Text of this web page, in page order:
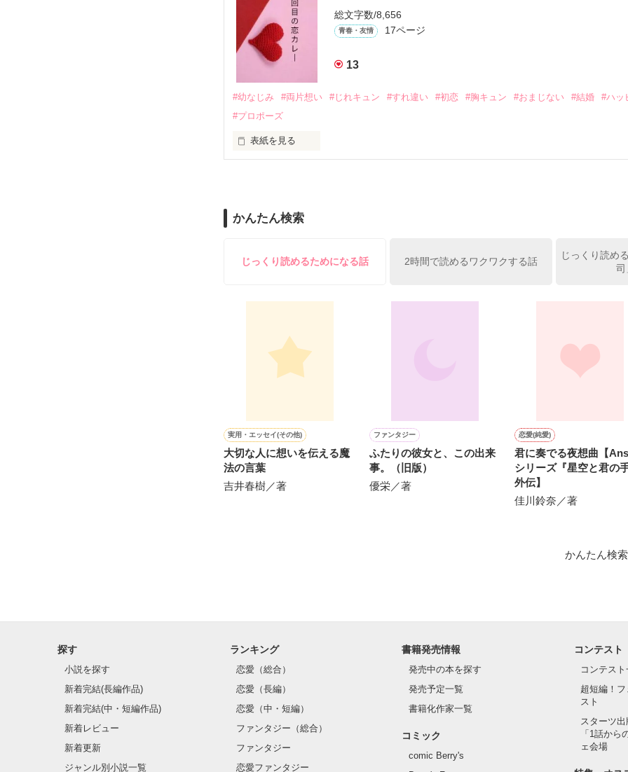
｢なんであんたが生きてんのよ｣
『生きていてくれてありがとう』
｢あんたなんか産まなきゃ良かった｣
｢あんたさえ居なければ·····｣
その女の子に感情を教える極道達との物語。
でもみんなが教えてくれた。
『"愛してるよ"』
感動のラスト──
※こちらの作品は、以前出していたしたものの長編バージョンになります。
総文字数/8,656
青春・友情 17ページ
13
#幼なじみ #両片想い #じれキュン #すれ違い #初恋 #胸キュン #おまじない #結婚
#ハッ
#プロポーズ
表紙を見る
『うん。恋カレーを100回たべたら、好きな人が自分のこと好きになっちゃうんだって』
かんたん検索
じっくり読めるためになる話 2時間で読めるワクワクする話
じっくり読め
司
実用・エッセイ(その他)
大切な人に想いを伝える魔
法の言葉
吉井春樹／著
ファンタジー
ふたりの彼女と、この出来
事。（旧版）
優栄／著
恋愛(純愛)
君に奏でる夜想曲【
シリーズ『星空と君の手
外伝】
佳川鈴奈／著
かんたん検
探す
小説を探す
新着完結(長編作品)
新着完結(中・短編作品)
新着レビュー
新着更新
ジャンル別小説一覧
ランキング
恋愛（総合）
恋愛（長編）
恋愛（中・短編）
ファンタジー（総合）
ファンタジー
恋愛ファンタジー
書籍発売情報
発売中の本を探す
発売予定一覧
書籍化作家一覧
コミック
comic Berry's
コンテスト
コンテスト
超短編！
スト
スターツ
「1話から
ェ会場